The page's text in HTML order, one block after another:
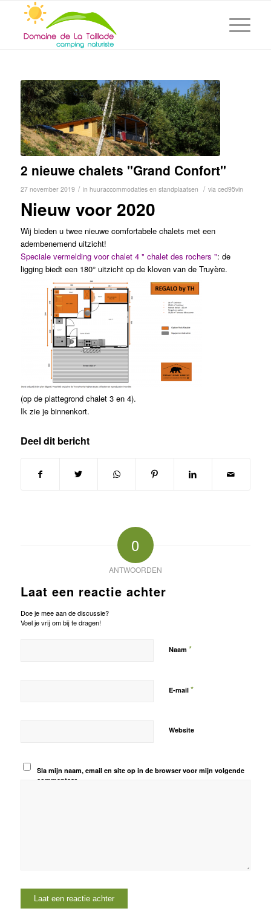
2 nieuwe chalets "Grand Confort"
27 november 2019 / in huuraccommodaties en standplaatsen / via ced95vin
Nieuw voor 2020
Wij bieden u twee nieuwe comfortabele chalets met een
adembenemend uitzicht!
Speciale vermelding voor chalet 4 " chalet des rochers ": de
ligging biedt een 180° uitzicht op de kloven van de Truyère.
(op de plattegrond chalet 3 en 4).
Ik zie je binnenkort.
Deel dit bericht
0
ANTWOORDEN
Laat een reactie achter
Doe je mee aan de discussie?
Voel je vrij om bij te dragen!
Naam *
E-mail *
Website
Sla mijn naam, email en site op in de browser voor mijn volgende
commentaar.